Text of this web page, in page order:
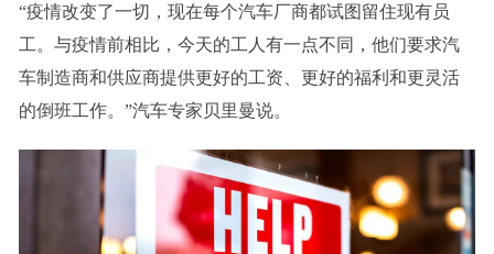
“疫情改变了一切，现在每个汽车厂商都试图留住现有员
工。与疫情前相比，今天的工人有一点不同，他们要求汽
车制造商和供应商提供更好的工资、更好的福利和更灵活
的倒班工作。”汽车专家贝里曼说。